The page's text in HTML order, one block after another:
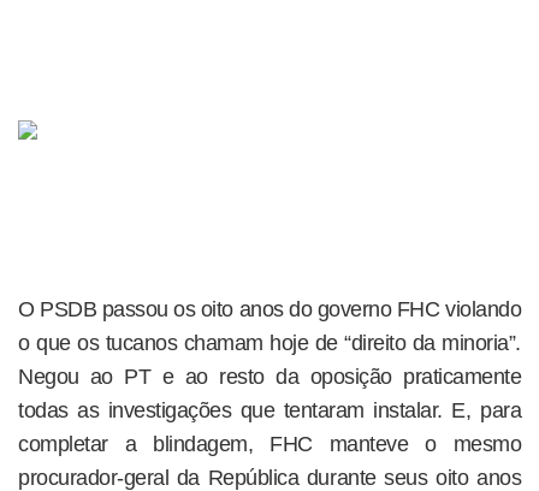
O PSDB passou os oito anos do governo FHC violando
o que os tucanos chamam hoje de “direito da minoria”.
Negou ao PT e ao resto da oposição praticamente
todas as investigações que tentaram instalar. E, para
completar a blindagem, FHC manteve o mesmo
procurador-geral da República durante seus oito anos